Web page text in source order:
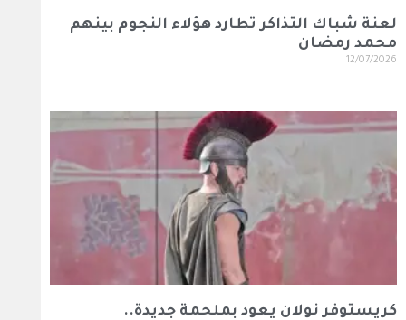
لعنة شباك التذاكر تطارد هؤلاء النجوم بينهم
محمد رمضان
12/07/2026
كريستوفر نولان يعود بملحمة جديدة..